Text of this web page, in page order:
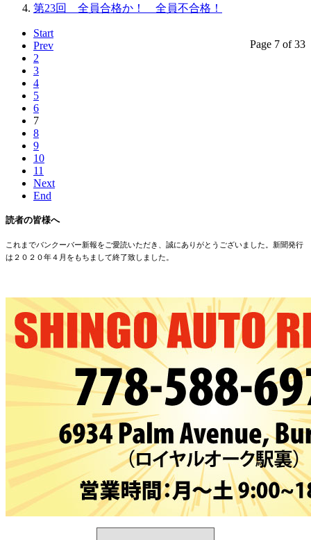
第23回 全員合格か！ 全員不合格！
Page 7 of 33
Start
Prev
2
3
4
5
6
7
8
9
10
11
Next
End
読者の皆様へ
これまでバンクーバー新報をご愛読いただき、誠にありがとうございました。新聞発行
は２０２０年４月をもちまして終了致しました。